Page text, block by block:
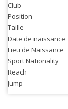
Club
Position
Taille
Date de naissance
Lieu de Naissance
Sport Nationality
Reach
Jump